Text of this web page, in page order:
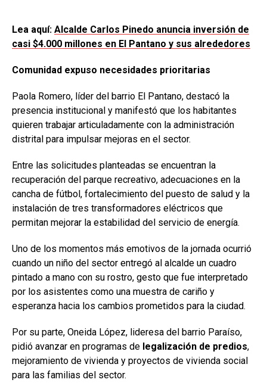
Lea aquí: Alcalde Carlos Pinedo anuncia inversión de
casi $4.000 millones en El Pantano y sus alrededores
Comunidad expuso necesidades prioritarias
Paola Romero, líder del barrio El Pantano, destacó la
presencia institucional y manifestó que los habitantes
quieren trabajar articuladamente con la administración
distrital para impulsar mejoras en el sector.
Entre las solicitudes planteadas se encuentran la
recuperación del parque recreativo, adecuaciones en la
cancha de fútbol, fortalecimiento del puesto de salud y la
instalación de tres transformadores eléctricos que
permitan mejorar la estabilidad del servicio de energía.
Uno de los momentos más emotivos de la jornada ocurrió
cuando un niño del sector entregó al alcalde un cuadro
pintado a mano con su rostro, gesto que fue interpretado
por los asistentes como una muestra de cariño y
esperanza hacia los cambios prometidos para la ciudad.
Por su parte, Oneida López, lideresa del barrio Paraíso,
pidió avanzar en programas de legalización de predios,
mejoramiento de vivienda y proyectos de vivienda social
para las familias del sector.